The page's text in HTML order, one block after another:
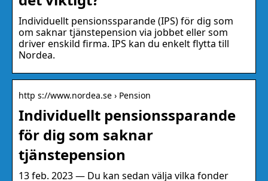
Individuellt pensionssparande (IPS) för dig som
om saknar tjänstepension via jobbet eller som
driver enskild firma. IPS kan du enkelt flytta till
Nordea.
http s://www.nordea.se › Pension
Individuellt pensionssparande
för dig som saknar
tjänstepension
13 feb. 2023 — Du kan sedan välja vilka fonder